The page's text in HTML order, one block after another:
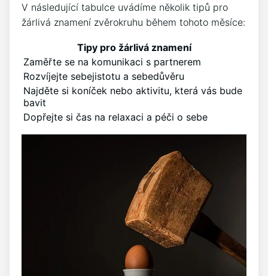
V následující tabulce uvádíme několik tipů pro
žárlivá znamení zvěrokruhu během tohoto měsíce:
Tipy pro žárlivá znamení
Zaměřte se na komunikaci s partnerem
Rozvíjejte sebejistotu a sebedůvěru
Najděte si koníček nebo aktivitu, která vás bude
bavit
Dopřejte si čas na relaxaci a péči o sebe